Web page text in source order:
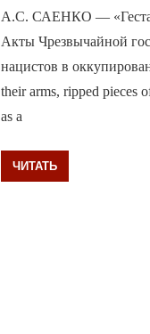
А.С. САЕНКО —
Акты Чрезвычайной
нацистов в
their arms, ripped pieces
as a
ЧИТАТЬ